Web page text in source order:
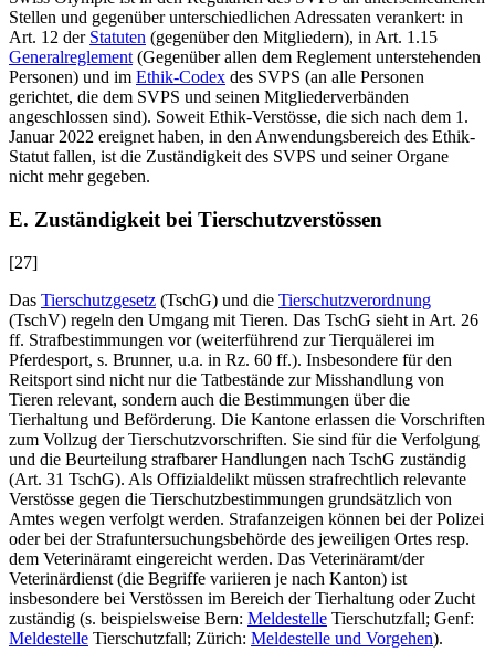
Stellen und gegenüber unterschiedlichen Adressaten verankert: in
Art. 12 der Statuten (gegenüber den Mitgliedern), in Art. 1.15
Generalreglement (Gegenüber allen dem Reglement unterstehenden
Personen) und im Ethik-Codex des SVPS (an alle Personen
gerichtet, die dem SVPS und seinen Mitgliederverbänden
angeschlossen sind). Soweit Ethik-Verstösse, die sich nach dem 1.
Januar 2022 ereignet haben, in den Anwendungsbereich des Ethik-
Statut fallen, ist die Zuständigkeit des SVPS und seiner Organe
nicht mehr gegeben.
E. Zuständigkeit bei Tierschutzverstössen
[27]
Das Tierschutzgesetz (TschG) und die Tierschutzverordnung
(TschV) regeln den Umgang mit Tieren. Das TschG sieht in Art. 26
ff. Strafbestimmungen vor (weiterführend zur Tierquälerei im
Pferdesport, s. Brunner, u.a. in Rz. 60 ff.). Insbesondere für den
Reitsport sind nicht nur die Tatbestände zur Misshandlung von
Tieren relevant, sondern auch die Bestimmungen über die
Tierhaltung und Beförderung. Die Kantone erlassen die Vorschriften
zum Vollzug der Tierschutzvorschriften. Sie sind für die Verfolgung
und die Beurteilung strafbarer Handlungen nach TschG zuständig
(Art. 31 TschG). Als Offizialdelikt müssen strafrechtlich relevante
Verstösse gegen die Tierschutzbestimmungen grundsätzlich von
Amtes wegen verfolgt werden. Strafanzeigen können bei der Polizei
oder bei der Strafuntersuchungsbehörde des jeweiligen Ortes resp.
dem Veterinäramt eingereicht werden. Das Veterinäramt/der
Veterinärdienst (die Begriffe variieren je nach Kanton) ist
insbesondere bei Verstössen im Bereich der Tierhaltung oder Zucht
zuständig (s. beispielsweise Bern: Meldestelle Tierschutzfall; Genf:
Meldestelle Tierschutzfall; Zürich: Meldestelle und Vorgehen).